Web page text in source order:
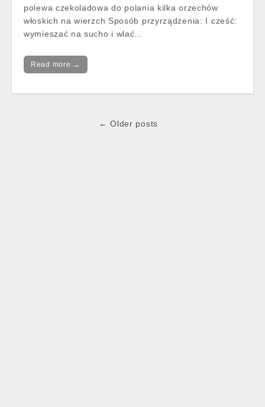
polewa czekoladowa do polania kilka orzechów
włoskich na wierzch Sposób przyrządzenia: I cześć:
wymieszać na sucho i wlać…
Read more →
← Older posts